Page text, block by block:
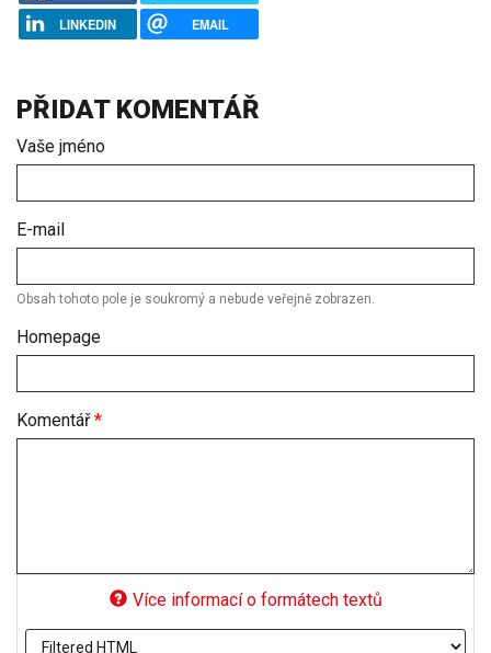
LINKEDIN
EMAIL
PŘIDAT KOMENTÁŘ
Vaše jméno
E-mail
Obsah tohoto pole je soukromý a nebude veřejně zobrazen.
Homepage
Komentář*
Více informací o formátech textů